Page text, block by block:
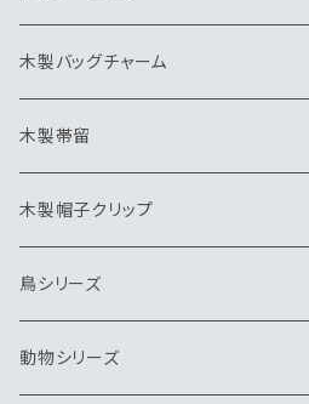
木製バッグチャーム
木製帯留
木製帽子クリップ
鳥シリーズ
ブローチ
動物シリーズ